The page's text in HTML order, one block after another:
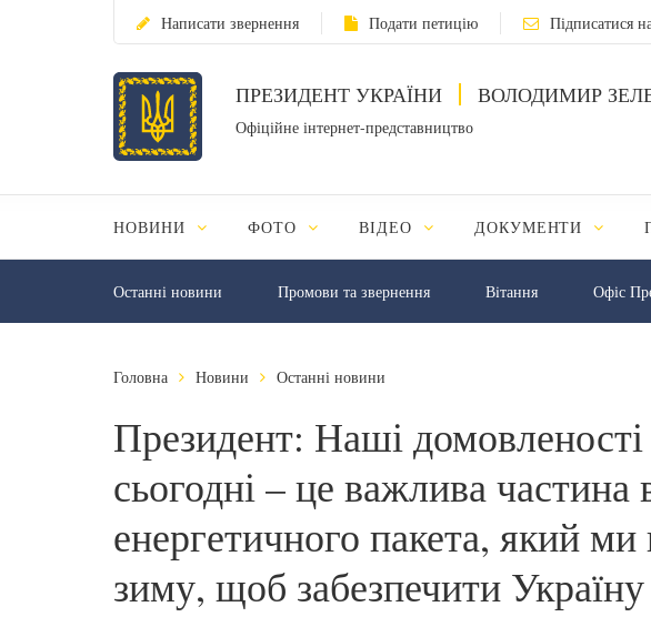
Написати звернення Подати петицію Підписатися
ПРЕЗИДЕНТ УКРАЇНИ ВОЛОДИМИР
Офіційне інтернет-представництво
НОВИНИ ФОТО ВІДЕО ДОКУМЕНТИ
Останні новини Промови та звернення Вiтання Офіс
Головна Новини Останні новини
Президент: Наші
сьогодні – це важлива частина
енергетичного пакета, який ми
зиму, щоб забезпечити